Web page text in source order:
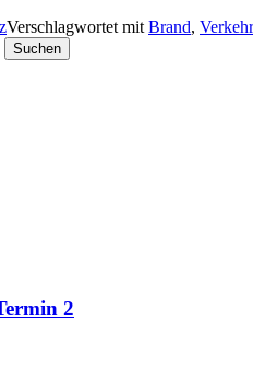
Verschlagwortet mit Brand,
2